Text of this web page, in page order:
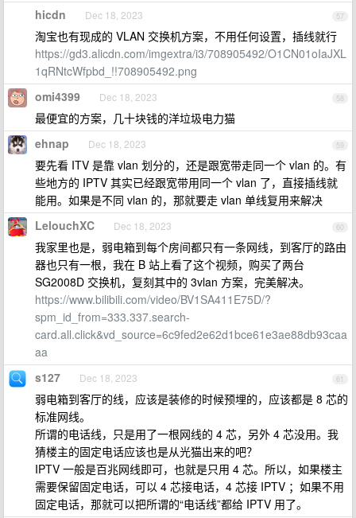
57
hicdn Dec 18, 2023
淘宝也有现成的 VLAN 交换机方案，不用任何设置，插线就行
https://gd3.alicdn.com/imgextra/i3/708905492/O1CN01oIaJXL
1qRNtcWfpbd_!!708905492.png
58
omi4399 Dec 18, 2023
最便宜的方案，几十块钱的洋垃圾电力猫
59
ehnap Dec 18, 2023
要先看 ITV 是靠 vlan 划分的，还是跟宽带走同一个 vlan 的。有
些地方的 IPTV 其实已经跟宽带用同一个 vlan 了，直接插线就
能用。如果是不同 vlan 的，那就要走 vlan 单线复用来解决
60
LelouchXC Dec 18, 2023
我家里也是，弱电箱到每个房间都只有一条网线，到客厅的路由
器也只有一根，我在 B 站上看了这个视频，购买了两台
SG2008D 交换机，复刻其中的 3vlan 方案，完美解决。
https://www.bilibili.com/video/BV1SA411E75D/?
spm_id_from=333.337.search-
card.all.click&vd_source=6c9fed2e62d1bce61e3ae88db93caa
aa
61
s127 Dec 18, 2023
弱电箱到客厅的线，应该是装修的时候预埋的，应该都是 8 芯的
标准网线。
所谓的电话线，只是用了一根网线的 4 芯，另外 4 芯没用。我
猜楼主的固定电话应该也是从光猫出来的吧？
IPTV 一般是百兆网线即可，也就是只用 4 芯。所以，如果楼主
需要保留固定电话，可以 4 芯接电话，4 芯接 IPTV ；如果不用
固定电话，那就可以把所谓的“电话线”都给 IPTV 用了。